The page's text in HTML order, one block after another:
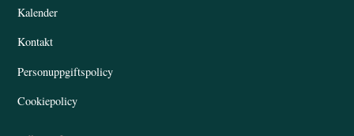
Kalender
Kontakt
Personuppgiftspolicy
Cookiepolicy